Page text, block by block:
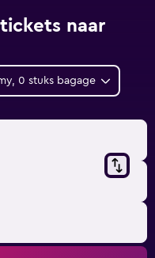
naar
0 stuks bagage